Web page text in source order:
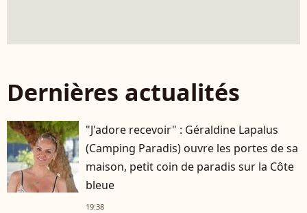
Dernières actualités
"J'adore recevoir" : Géraldine Lapalus
(Camping Paradis) ouvre les portes de sa
maison, petit coin de paradis sur la Côte
bleue
19:38